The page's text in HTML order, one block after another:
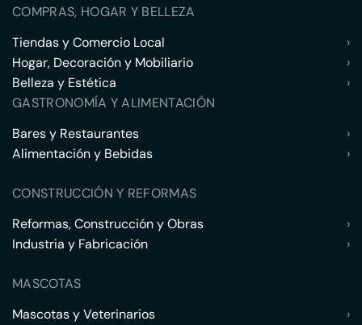
COMPRAS, HOGAR Y BELLEZA
Tiendas y Comercio Local
›
Hogar, Decoración y Mobiliario
›
Belleza y Estética
›
GASTRONOMÍA Y ALIMENTACIÓN
Bares y Restaurantes
›
Alimentación y Bebidas
›
CONSTRUCCIÓN Y REFORMAS
Reformas, Construcción y Obras
›
Industria y Fabricación
›
MASCOTAS
Mascotas y Veterinarios
›